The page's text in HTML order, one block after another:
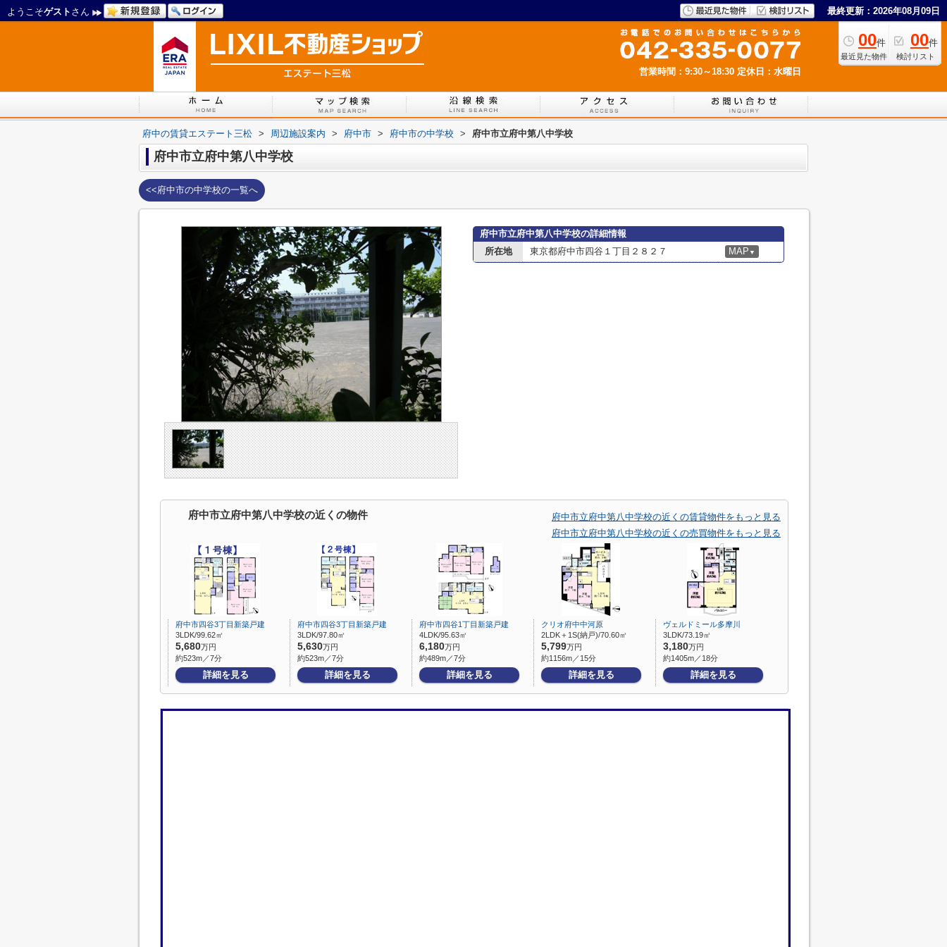
ようこそゲスト さん 最終更新：2026年08月09日
00件
最近見た物件
00件
検討リスト
営業時間：9:30～18:30 定休日：水曜日
府中の賃貸エステート三松 > 周辺施設案内 > 府中市 > 府中市の中学校 > 府中市立府中第八中学校
府中市立府中第八中学校
<<府中市の中学校の一覧へ
府中市立府中第八中学校の詳細情報
所在地
東京都府中市四谷１丁目２８２７ MAP ▼
府中市立府中第八中学校の近くの物件
府中市立府中第八中学校の近くの賃貸物件をもっと見る
府中市立府中第八中学校の近くの売買物件をもっと見る
府中市四谷3丁目新築戸建
3LDK/99.62㎡
5,680万円
約523m／7分
詳細を見る
府中市四谷3丁目新築戸建
3LDK/97.80㎡
5,630万円
約523m／7分
詳細を見る
府中市四谷1丁目新築戸建
4LDK/95.63㎡
6,180万円
約489m／7分
詳細を見る
クリオ府中中河原
2LDK＋1S(納戸)/70.60㎡
5,799万円
約1156m／15分
詳細を見る
ヴェルドミール多摩川
3LDK/73.19㎡
3,180万円
約1405m／18分
詳細を見る